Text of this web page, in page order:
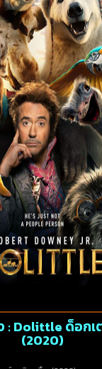
: Dolittle ด็อกเ
(2020)